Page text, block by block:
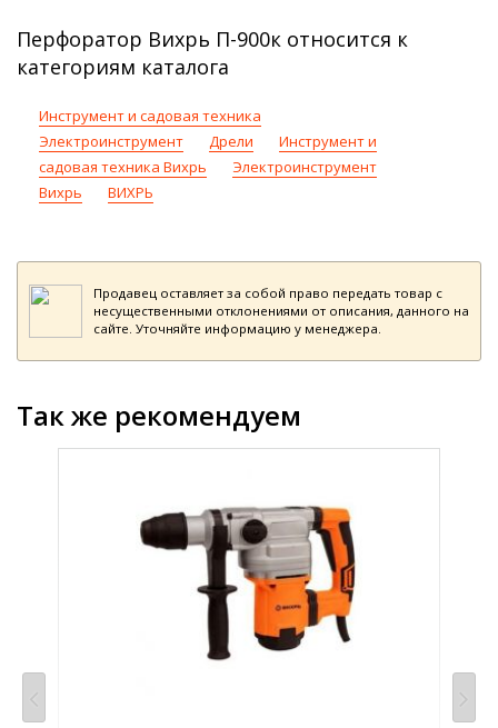
Перфоратор Вихрь П-900к относится к
категориям каталога
Инструмент и садовая техника
Электроинструмент
Дрели
Инструмент и
садовая техника Вихрь
Электроинструмент
Вихрь
ВИХРЬ
Продавец оставляет за собой право передать товар с
несущественными отклонениями от описания, данного на
сайте. Уточняйте информацию у менеджера.
Так же рекомендуем